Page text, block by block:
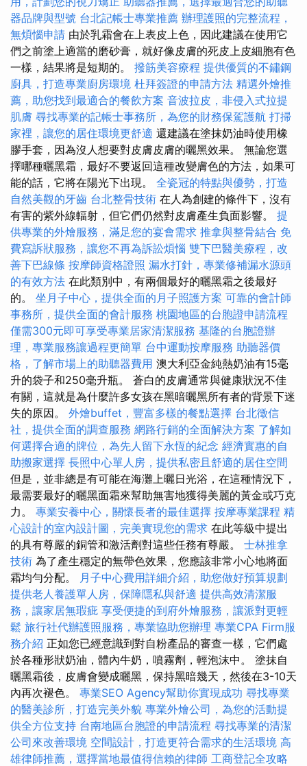
器品牌與型號 台北記帳士專業推薦 辦理護照的完整流程，
無煩惱申請 由於乳霜會在上表皮上色，因此建議在使用它
們之前塗上適當的磨砂膏，就好像皮膚的死皮上皮細胞有色
一樣，結果將是短期的。 撥筋美容療程 提供優質的不鏽鋼
廚具，打造專業廚房環境 杜拜簽證的申請方法 精選外燴推
薦，助您找到最適合的餐飲方案 音波拉皮，非侵入式拉提
肌膚 尋找專業的記帳士事務所，為您的財務保駕護航 打掃
家裡，讓您的居住環境更舒適 還建議在塗抹奶油時使用橡
膠手套，因為沒人想要對皮膚皮膚的曬黑效果。 無論您選
擇哪種曬黑霜，最好不要返回這種改變膚色的方法，如果可
能的話，它將在陽光下出現。 全瓷冠的特點與優勢，打造
自然美觀的牙齒 台北整骨技術 在人為創建的條件下，沒有
有害的紫外線輻射，但它們仍然對皮膚產生負面影響。 提
供專業的外燴服務，滿足您的宴會需求 推拿與整骨結合 免
費寫訴狀服務，讓您不再為訴訟煩惱 雙下巴醫美療程，改
善下巴線條 按摩師資格證照 漏水打針，專業修補漏水源頭
的有效方法 在此類別中，有兩個最好的曬黑霜之後最好
的。 坐月子中心，提供全面的月子照護方案 可靠的會計師
事務所，提供全面的會計服務 桃園地區的台胞證申請流程
僅需300元即可享受專業居家清潔服務 基隆的台胞證辦
理，專業服務讓過程更簡單 台中運動按摩服務 助聽器價
格，了解市場上的助聽器費用 澳大利亞金純熱奶油有15毫
升的袋子和250毫升瓶。 蒼白的皮膚通常與健康狀況不佳
有關，這就是為什麼許多女孩在黑暗曬黑所有者的背景下迷
失的原因。 外燴buffet，豐富多樣的餐點選擇 台北徵信
社，提供全面的調查服務 網路行銷的全面解決方案 了解如
何選擇合適的牌位，為先人留下永恆的紀念 經濟實惠的自
助搬家選擇 長照中心單人房，提供私密且舒適的居住空間
但是，並非總是有可能在海灘上曬日光浴，在這種情況下，
最需要最好的曬黑面霜來幫助無害地獲得美麗的黃金或巧克
力。 專業安養中心，關懷長者的最佳選擇 按摩專業課程 精
心設計的室內設計圖，完美實現您的需求 在此等級中提出
的具有尊嚴的銅管和激活劑對這些任務有尊嚴。 士林推拿
技術 為了產生穩定的無帶色效果，您應該非常小心地將面
霜均勻分配。 月子中心費用詳細介紹，助您做好預算規劃
提供老人養護單人房，保障隱私與舒適 提供高效清潔服
務，讓家居無瑕疵 享受便捷的到府外燴服務，讓派對更輕
鬆 旅行社代辦護照服務，專業協助您辦理 專業CPA Firm服
務介紹 正如您已經意識到對自粉產品的審查一樣，它們處
於各種形狀奶油，體內牛奶，噴霧劑，輕泡沫中。 塗抹自
曬黑霜後，皮膚會變成曬黑，保持黑暗幾天，然後在3-10天
內再次褪色。 專業SEO Agency幫助你實現成功 尋找專業
的醫美診所，打造完美外貌 專業外燴公司，為您的活動提
供全方位支持 台南地區台胞證的申請流程 尋找專業的清潔
公司來改善環境 空間設計，打造更符合需求的生活環境 高
雄律師推薦，選擇當地最值得信賴的律師 工商登記全攻略